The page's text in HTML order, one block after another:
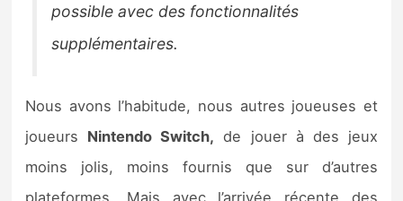
possible avec des fonctionnalités
supplémentaires.
Nous avons l’habitude, nous autres joueuses et
joueurs Nintendo Switch, de jouer à des jeux
moins jolis, moins fournis que sur d’autres